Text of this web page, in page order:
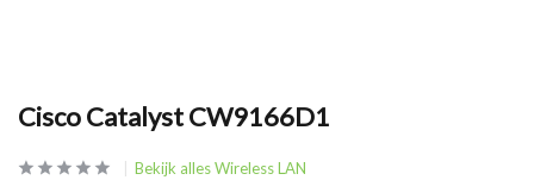
Cisco Catalyst CW9166D1
Bekijk alles Wireless LAN